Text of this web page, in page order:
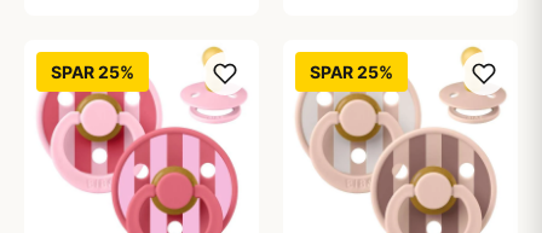
SPAR 25% SPAR 25%